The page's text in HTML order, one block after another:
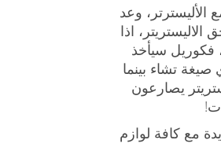
وعد
اذا
فكوريل سيأخذ
صيغة تشاء بينما
يصارعون
مع كافة لوازم